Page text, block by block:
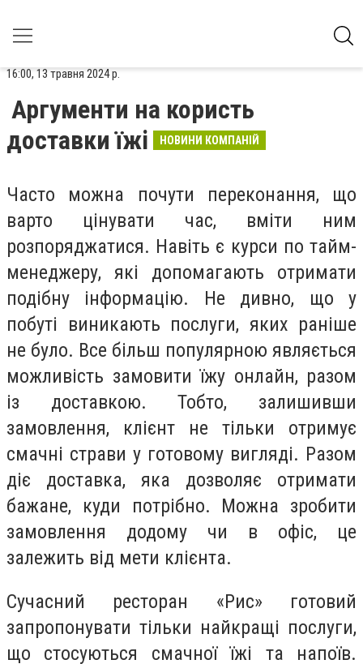
16:00, 13 травня 2024 р.
Аргументи на користь
доставки їжі
НОВИНИ КОМПАНІЙ
Часто можна почути переконання, що
варто цінувати час, вміти ним
розпоряджатися. Навіть є курси по тайм-
менеджеру, які допомагають отримати
подібну інформацію. Не дивно, що у
побуті виникають послуги, яких раніше
не було. Все більш популярною являється
можливість замовити їжу онлайн, разом
із доставкою. Тобто, залишивши
замовлення, клієнт не тільки отримує
смачні страви у готовому вигляді. Разом
діє доставка, яка дозволяє отримати
бажане, куди потрібно. Можна зробити
замовлення додому чи в офіс, це
залежить від мети клієнта.
Сучасний ресторан «Рис» готовий
запропонувати тільки найкращі послуги,
що стосуються смачної їжі та напоїв.